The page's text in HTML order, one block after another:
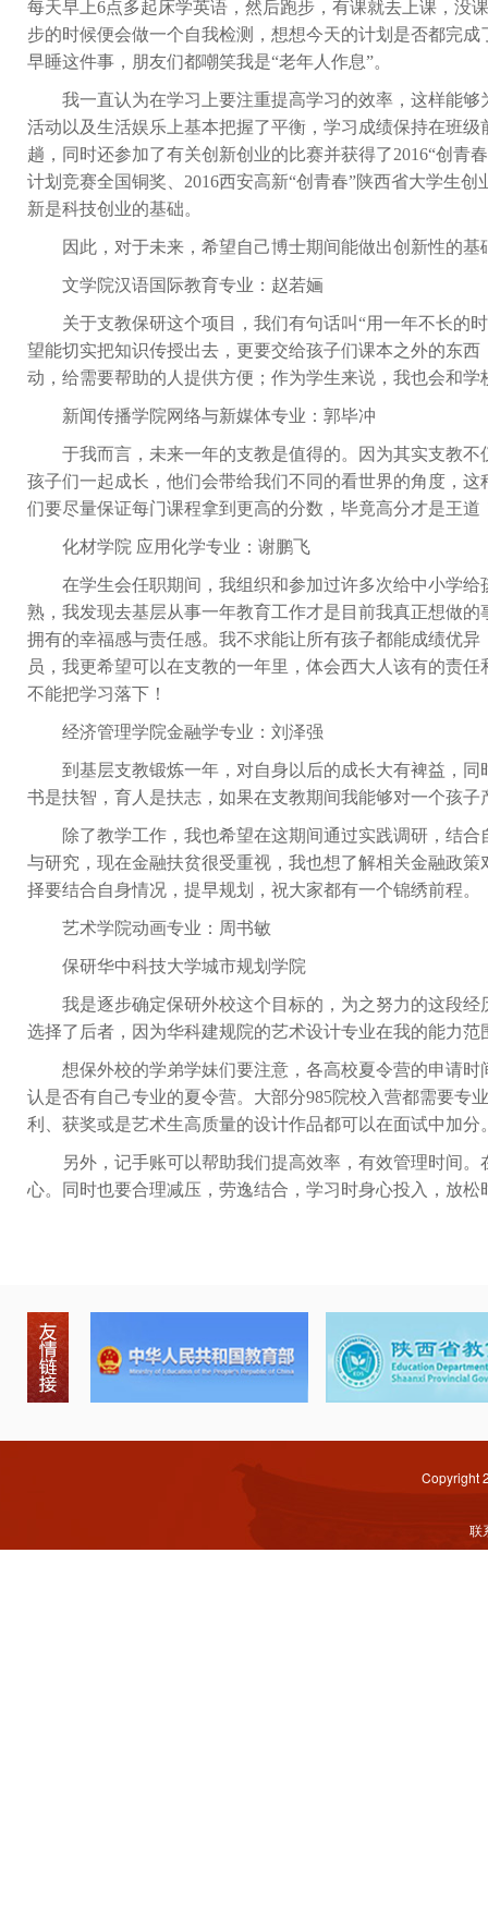
每天早上6点多起床学英语，然后跑步，有课就去上课，没
步的时候便会做一个自我检测，想想今天的计划是否都完
早睡这件事，朋友们都嘲笑我是“老年人作息”。
我一直认为在学习上要注重提高学习的效率，这样能
活动以及生活娱乐上基本把握了平衡，学习成绩保持在班
趟，同时还参加了有关创新创业的比赛并获得了2016“创青
计划竞赛全国铜奖、 2016西安高新“创青春”陕西省大学生
新是科技创业的基础。
因此，对于未来，希望自己博士期间能做出创新性的
文学院汉语国际教育专业：赵若婳
关于支教保研这个项目，我们有句话叫“用一年不长的
望能切实把知识传授出去，更要交给孩子们课本之外的东
动，给需要帮助的人提供方便；作为学生来说，我也会和
新闻传播学院网络与新媒体专业：郭毕冲
于我而言，未来一年的支教是值得的。因为其实支教
孩子们一起成长，他们会带给我们不同的看世界的角度，
们要尽量保证每门课程拿到更高的分数，毕竟高分才是王道
化材学院 应用化学专业：谢鹏飞
在学生会任职期间，我组织和参加过许多次给中小学
熟，我发现去基层从事一年教育工作才是目前我真正想做
拥有的幸福感与责任感。我不求能让所有孩子都能成绩优
员，我更希望可以在支教的一年里，体会西大人该有的责
不能把学习落下！
经济管理学院金融学专业：刘泽强
到基层支教锻炼一年，对自身以后的成长大有裨益，
书是扶智，育人是扶志，如果在支教期间我能够对一个孩
除了教学工作，我也希望在这期间通过实践调研，结
与研究，现在金融扶贫很受重视，我也想了解相关金融政
择要结合自身情况，提早规划，祝大家都有一个锦绣前程。
艺术学院动画专业：周书敏
保研华中科技大学城市规划学院
我是逐步确定保研外校这个目标的，为之努力的这段
选择了后者，因为华科建规院的艺术设计专业在我的能力
想保外校的学弟学妹们要注意，各高校夏令营的申请
认是否有自己专业的夏令营。大部分985院校入营都需要专
利、获奖或是艺术生高质量的设计作品都可以在面试中加分
另外，记手账可以帮助我们提高效率，有效管理时间
心。同时也要合理减压，劳逸结合，学习时身心投入，放松
Copyright
联